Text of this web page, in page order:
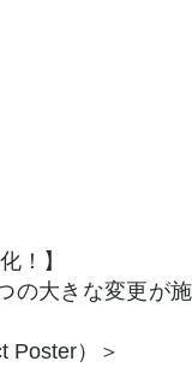
！】
の大きな変更が
Poster）＞